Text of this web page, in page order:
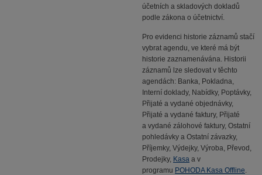
účetních a skladových dokladů
podle zákona o účetnictví.
Pro evidenci historie záznamů stačí
vybrat agendu, ve které má být
historie zaznamenávána. Historii
záznamů lze sledovat v těchto
agendách: Banka, Pokladna,
Interní doklady, Nabídky, Poptávky,
Přijaté a vydané objednávky,
Přijaté a vydané faktury, Přijaté
a vydané zálohové faktury, Ostatní
pohledávky a Ostatní závazky,
Příjemky, Výdejky, Výroba, Převod,
Prodejky, Kasa a v
programu POHODA Kasa Offline.